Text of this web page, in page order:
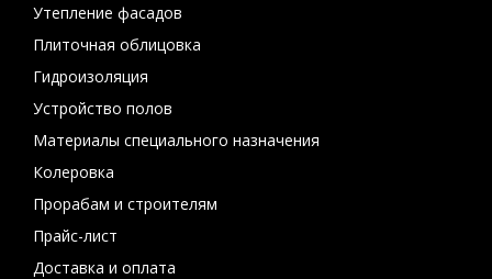
Утепление фасадов
Плиточная облицовка
Гидроизоляция
Устройство полов
Материалы специального назначения
Колеровка
Прорабам и строителям
Прайс-лист
Доставка и оплата